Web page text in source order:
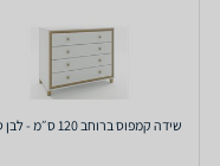
שידה קמפוס ברוחב 120 ס״מ - לבן טבעי